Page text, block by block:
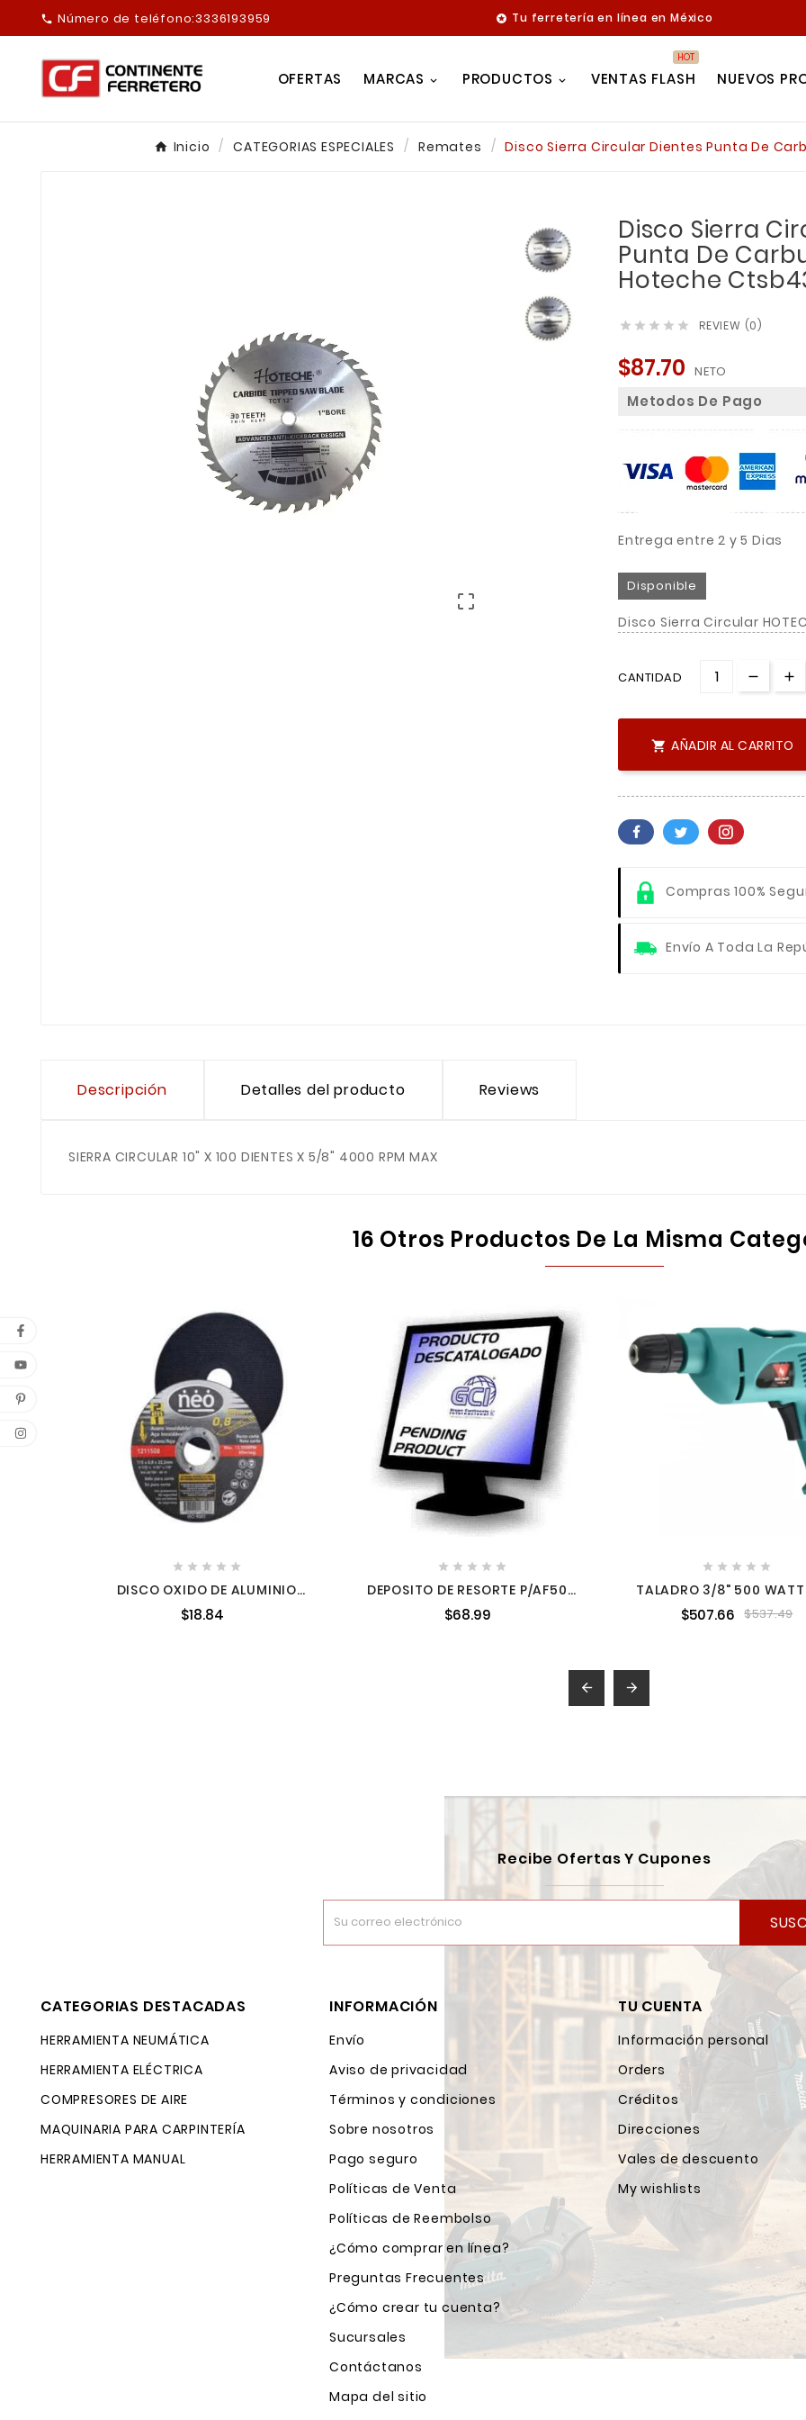
 Número de teléfono:3336193959  Tu ferretería en línea en México
OFERTAS MARCAS PRODUCTOS VENTAS FLASH
HOT
NUEVOS
Inicio CATEGORIAS ESPECIALES Remates Disco Sierra Circular Dientes Punta De

Disco Sierra
Punta De
Hoteche
     REVIEW (0)
$87.70 NETO
Metodos De Pago
Entrega entre 2 y 5 Dias
Disponible
Disco Sierra Circular
CANTIDAD
 AÑADIR AL CARRITO
Compras 100%
Envío A Toda La
Descripción Detalles del producto Reviews
SIERRA CIRCULAR 10" X 100 DIENTES X 5/8" 4000 RPM MAX
16 Otros Productos De La Misma
    
DISCO OXIDO DE ALUMINIO
1218016
$18.84
    
DEPOSITO DE RESORTE P/AF504
$68.99
    
TALADRO 3/8" 500
VOLTS NEIKO 10507A
$507.66 $537.49
 
Recibe Ofertas Y Cupones
CATEGORIAS DESTACADAS
HERRAMIENTA NEUMÁTICA
HERRAMIENTA ELÉCTRICA
COMPRESORES DE AIRE
MAQUINARIA PARA CARPINTERÍA
HERRAMIENTA MANUAL
INFORMACIÓN
Envío
Aviso de privacidad
Términos y condiciones
Sobre nosotros
Pago seguro
Políticas de Venta
Políticas de Reembolso
¿Cómo comprar en línea?
Preguntas Frecuentes
¿Cómo crear tu cuenta?
Sucursales
Contáctanos
Mapa del sitio
TU CUENTA
Información personal
Orders
Créditos
Direcciones
Vales de descuento
My wishlists